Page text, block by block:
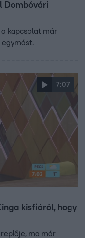
Dombóvári
kapcsolat már
egymást.
7:07
kisfiáról, hogy
ma már